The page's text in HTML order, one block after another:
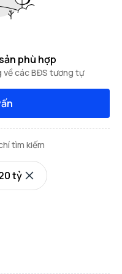
phù hợp
về các BĐS tương tự
tìm kiếm
tỷ